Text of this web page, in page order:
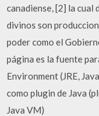
canadiense, [2] la
divinos son
poder como el
página es la fuente
Environment (JRE,
como plugin de Java
Java VM)